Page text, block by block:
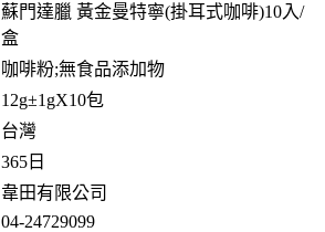
蘇門達臘 黃金曼特寧(掛耳式咖啡)10入/
盒
咖啡粉;無食品添加物
12g±1gX10包
台灣
365 日
韋田有限公司
04-24729099